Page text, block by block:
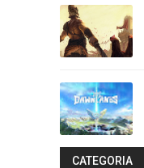
CATEGORIA